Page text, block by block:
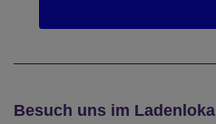
Besuch uns im Ladenlokal